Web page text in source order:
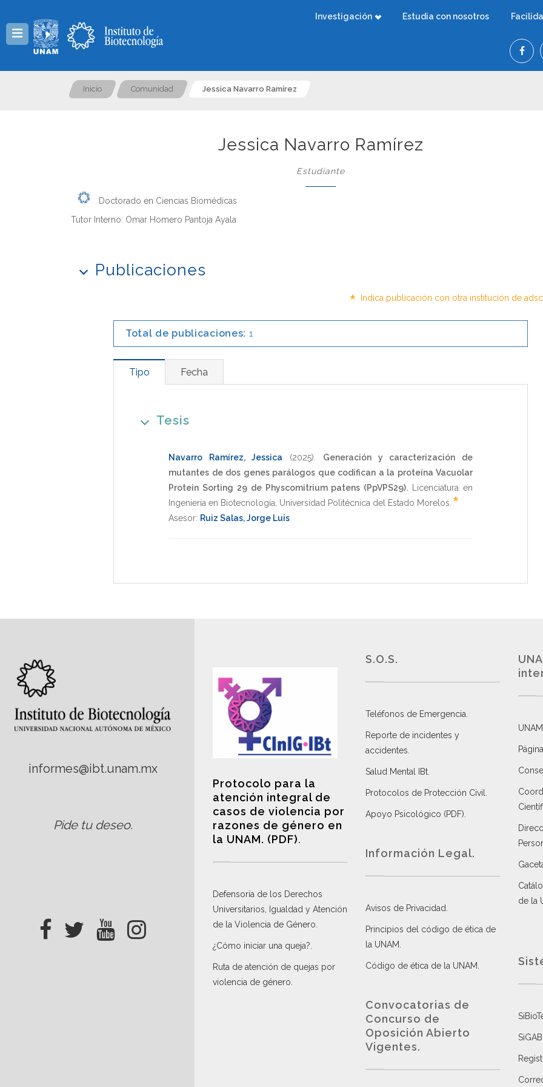
Investigación Estudia con nosotros
Inicio Comunidad Jessica Navarro Ramírez
Jessica Navarro Ramírez
Estudiante
Doctorado en Ciencias Biomédicas
Tutor Interno: Omar Homero Pantoja Ayala
Publicaciones
* Indica publicación con otra institución de
Total de publicaciones: 1
Tipo Fecha
Tesis
Navarro Ramírez, Jessica (2025)
Generación y caracterización de
mutantes de dos genes parálogos que codifican a la proteína Vacuolar
Protein Sorting 29 de Physcomitrium patens (PpVPS29).
Licenciatura en
Ingeniería en Biotecnología Universidad Politécnica del Estado Morelos *
Asesor: Ruiz Salas, Jorge Luis
informes@ibt.unam.mx
Pide tu deseo.
Protocolo para la
atención integral de
casos de violencia por
razones de género en
la UNAM. (PDF).
Defensoría de los Derechos
Universitarios, Igualdad y Atención
de la Violencia de Género
¿Cómo iniciar una queja?
Ruta de atención de quejas por
violencia de género
S.O.S.
Teléfonos de Emergencia.
Reporte de incidentes y
accidentes
Salud Mental IBt
Protocolos de Protección Civil
Apoyo Psicológico (PDF)
Información Legal.
Avisos de Privacidad
Principios del código de ética de
la UNAM
Código de ética de la UNAM
Convocatorias de
Concurso de
Oposición Abierto
Vigentes.
UNAM
de la